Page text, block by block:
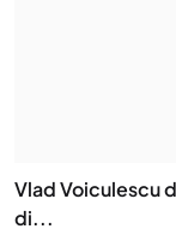
Vlad Voiculescu
di...